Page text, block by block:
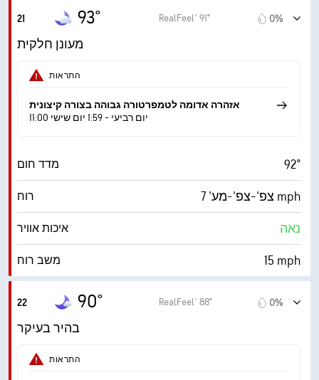
מדד UV מרבי
משב רוח
לחות
נקודת טל 56° F
כיסוי עננים 42%
ראות 10 מייל
תקרת עננים ‎30000 ft
21 93° RealFeel® 91° 0%
מעונן חלקית
התראות
אזהרה אדומה לטמפרטורה גבוהה בצורה קיצונית
11:00 יום רביעי - 1:59 יום שישי
מדד חום 92°
רוח צפ'-צפ'-מע' 7 mph
איכות אוויר נאה
משב רוח 15 mph
נקודת טל
AccuLumen Brightness Index™
22 90° RealFeel® 88° 0%
בהיר בעיקר
התראות